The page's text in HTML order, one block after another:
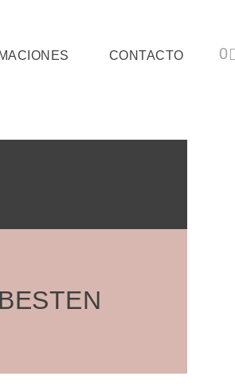
CONTACTO